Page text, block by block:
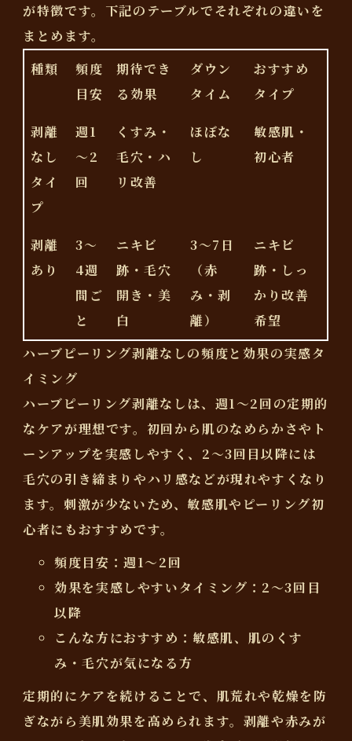
が特徴です。下記のテーブルでそれぞれの違いを
まとめます。
種類
頻度
目安
期待でき
る効果
ダウン
タイム
おすすめ
タイプ
剥離
なし
タイ
プ
週1
～2
回
くすみ・
毛穴・ハ
リ改善
ほぼな
し
敏感肌・
初心者
剥離
あり
3～
4週
間ご
と
ニキビ
跡・毛穴
開き・美
白
3～7日
（赤
み・剥
離）
ニキビ
跡・しっ
かり改善
希望
ハーブピーリング剥離なしの頻度と効果の実感タ
イミング
ハーブピーリング剥離なしは、 週1～2回の定期的
なケアが理想です。初回から肌のなめらかさやト
ーンアップを実感しやすく、2～3回目以降には
毛穴の引き締まりやハリ感などが現れやすくなり
ます。刺激が少ないため、敏感肌やピーリング初
心者にもおすすめです。
頻度目安：週1～2回
効果を実感しやすいタイミング：2～3回目
以降
こんな方におすすめ：敏感肌、肌のくす
み・毛穴が気になる方
定期的にケアを続けることで、肌荒れや乾燥を防
ぎながら美肌効果を高められます。剥離や赤みが